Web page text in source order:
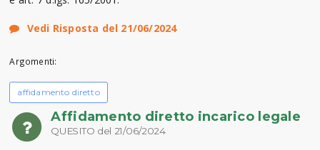
Vedi Risposta del 21/06/2024
Argomenti:
affidamento diretto
Affidamento diretto incarico legale
QUESITO del 21/06/2024